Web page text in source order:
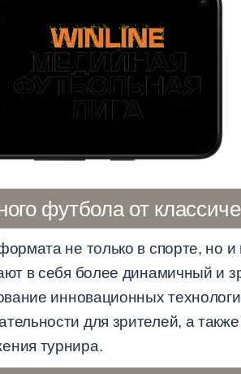
футбола от
не только в спорте, но
в себя более динамичный и
инновационных
для зрителей, а
турнира.